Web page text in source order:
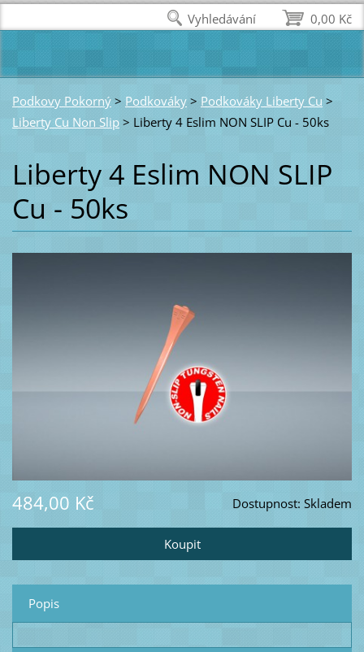
Podkovy Pokorný > Podkováky > Podkováky Liberty Cu >
Liberty Cu Non Slip > Liberty 4 Eslim NON SLIP Cu - 50ks
Liberty 4 Eslim NON SLIP
Cu - 50ks
Dostupnost: Skladem
484,00 Kč
Popis
0,00 Kč
Vyhledávání